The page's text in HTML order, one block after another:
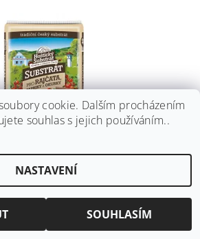
- RAJČATA A PAPRIKY 40L
cookie. Dalším procházením
souhlas s jejich používáním..
NASTAVENÍ
SOUHLASÍM